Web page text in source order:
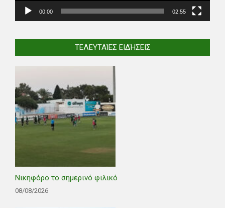
00:00 02:55
ΤΕΛΕΥΤΑΊΕΣ ΕΙΔΉΣΕΙΣ
Νικηφόρο το σημερινό φιλικό
08/08/2026